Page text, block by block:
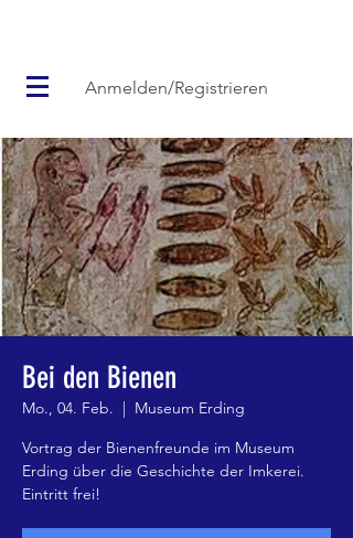
Anmelden/Registrieren
Bei den Bienen
Mo., 04. Feb.
  |
Museum Erding
Vortrag der Bienenfreunde im Museum
Erding über die Geschichte der Imkerei.
Eintritt frei!